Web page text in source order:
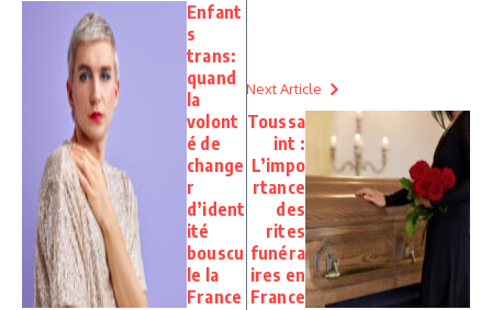
Enfant
s
trans:
quand
la
volont
é de
change
r
d’ident
ité
bouscu
le la
France
Next Article
Toussa
int :
L’impo
rtance
des
rites
funéra
ires en
France